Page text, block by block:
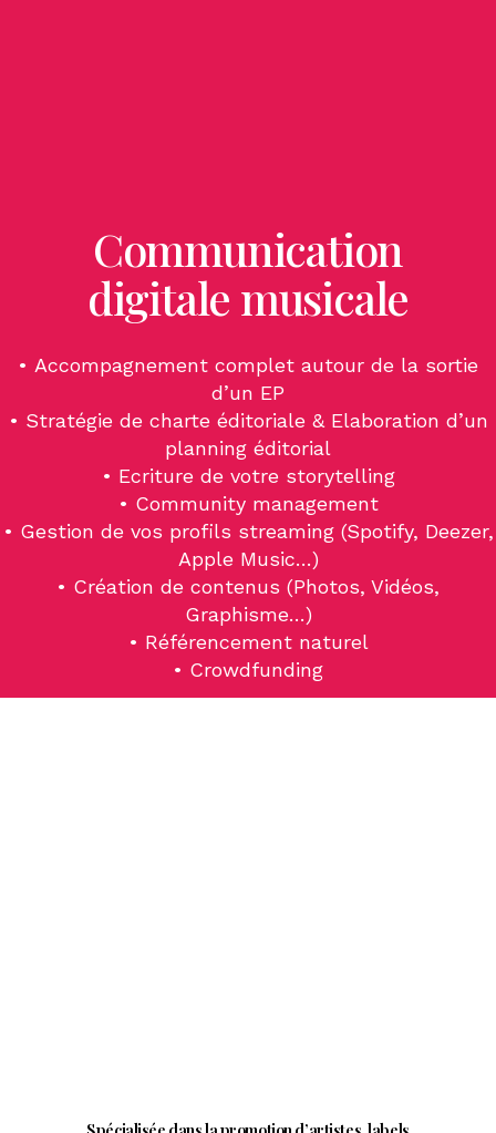
Communication
digitale musicale
• Accompagnement complet autour de la sortie
d’un EP
• Stratégie de charte éditoriale & Elaboration d’un
planning éditorial
• Ecriture de votre storytelling
• Community management
• Gestion de vos profils streaming (Spotify, Deezer,
Apple Music…)
• Création de contenus (Photos, Vidéos,
Graphisme…)
• Référencement naturel
• Crowdfunding